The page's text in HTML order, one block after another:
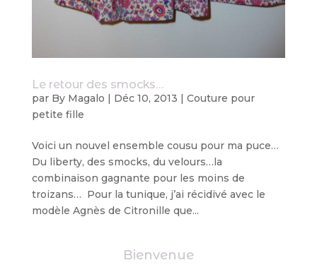
Le retour des smocks…
par By Magalo | Déc 10, 2013 | Couture pour
petite fille
Voici un nouvel ensemble cousu pour ma puce…
Du liberty, des smocks, du velours…la
combinaison gagnante pour les moins de
troizans… Pour la tunique, j’ai récidivé avec le
modèle Agnès de Citronille que...
Bienvenue